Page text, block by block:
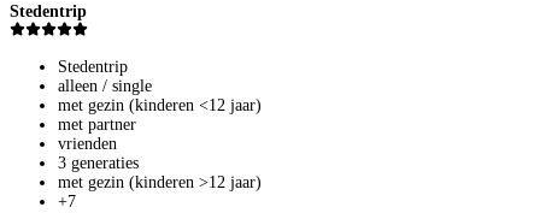
Stedentrip
Stedentrip
alleen / single
met gezin (kinderen <12 jaar)
met partner
vrienden
3 generaties
met gezin (kinderen >12 jaar)
+7